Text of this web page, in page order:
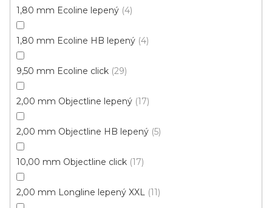
1,80 mm Ecoline lepený 4
1,80 mm Ecoline HB lepený 4
9,50 mm Ecoline click 29
2,00 mm Objectline lepený 17
2,00 mm Objectline HB lepený 5
10,00 mm Objectline click 17
2,00 mm Longline lepený XXL 11
Vinylová podlaha Plank IT /Wood/ 2006 Bolton
šedý VÝPRODEJ (4 balení)
Skladem, ihned k odeslání
473 Kč
cena:
Plank IT wood LEPENÁ
Novinka